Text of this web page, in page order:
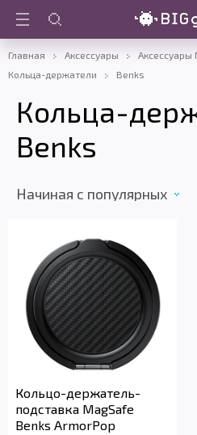
Главная Аксессуары
Аксессуары
Кольца-держатели
Benks
Кольца-
Benks
Начиная c популярных
Кольцо-держатель-
подставка MagSafe
Benks ArmorPop